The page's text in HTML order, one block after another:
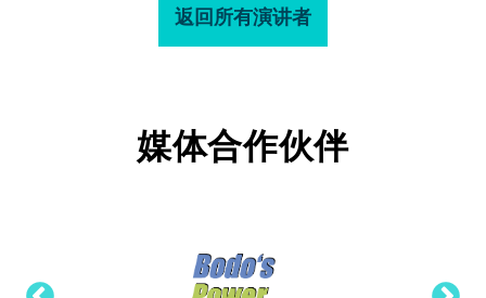
返回所有演讲者
媒体合作伙伴